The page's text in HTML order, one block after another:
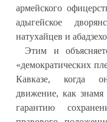
армейского
адыгейское
натухайцев и
Этим и
«демократических
Кавказе, когда
движение, как
гарантию